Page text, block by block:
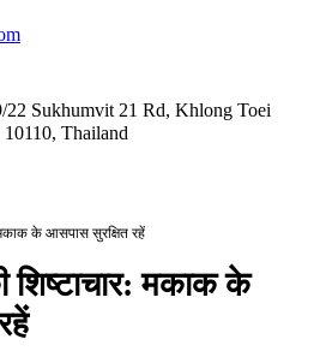
22 Sukhumvit 21 Rd, Khlong Toei
Thailand
के आसपास सुरक्षित रहें
शिष्टाचार: मकाक के